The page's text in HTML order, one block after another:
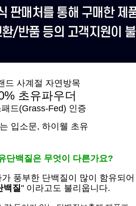
드 사계절 자연방목
초유파우더
드(Grass-Fed) 인증
입소문, 하이웰 초유
단백질은 무엇이 다른가요?
풍부한 단백질이 많이 함유되어
백질" 이라고도 불리웁니다.